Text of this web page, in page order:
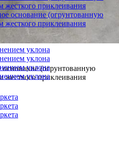
основание (огрунтованную
жесткого приклеивания